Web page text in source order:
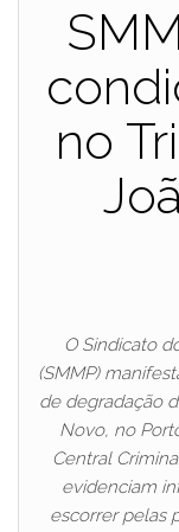
no
O Sindicato
(SMMP)
de degradação
Novo, no
Central
evidenciam
escorrer pelas